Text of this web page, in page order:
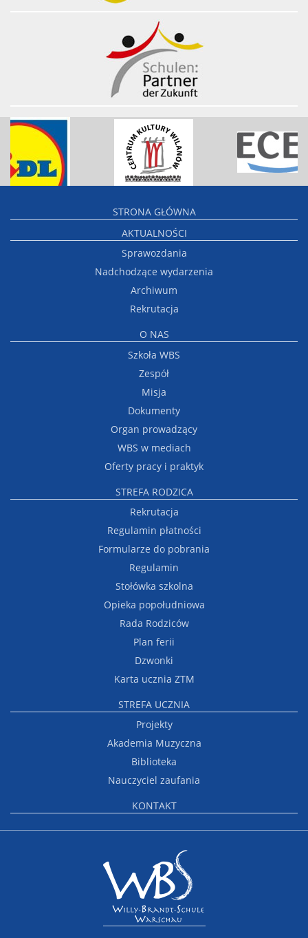
STRONA GŁÓWNA
AKTUALNOŚCI
Sprawozdania
Nadchodzące wydarzenia
Archiwum
Rekrutacja
O NAS
Szkoła WBS
Zespół
Misja
Dokumenty
Organ prowadzący
WBS w mediach
Oferty pracy i praktyk
STREFA RODZICA
Rekrutacja
Regulamin płatności
Formularze do pobrania
Regulamin
Stołówka szkolna
Opieka popołudniowa
Rada Rodziców
Plan ferii
Dzwonki
Karta ucznia ZTM
STREFA UCZNIA
Projekty
Akademia Muzyczna
Biblioteka
Nauczyciel zaufania
KONTAKT